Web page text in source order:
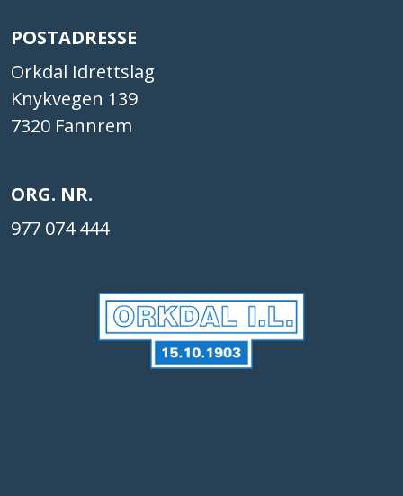
POSTADRESSE
Orkdal Idrettslag
Knykvegen 139
7320 Fannrem
ORG. NR.
977 074 444